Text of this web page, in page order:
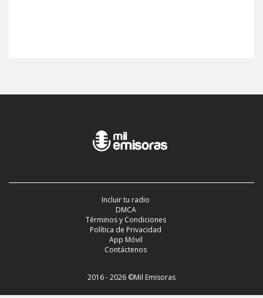
Incluir tu radio
DMCA
Términos y Condiciones
Política de Privacidad
App Móvil
Contáctenos
2016 - 2026 ©Mil Emisoras